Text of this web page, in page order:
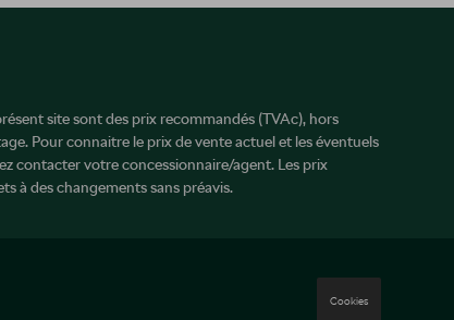
site sont des prix recommandés (TVAc), hors
Pour connaitre le prix de vente actuel et les éventuels
contacter votre concessionnaire/agent. Les prix
à des changements sans préavis.
Cookies